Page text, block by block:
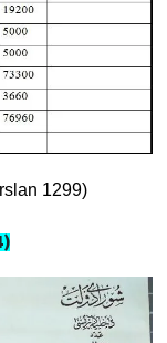
1299)